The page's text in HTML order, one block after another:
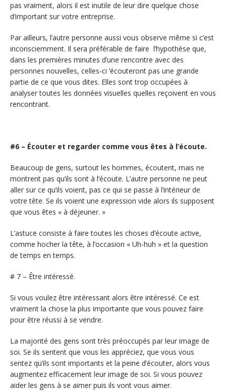
pas vraiment, alors il est inutile de leur dire quelque chose
d’important sur votre entreprise.
Par ailleurs, l’autre personne aussi vous observe même si c’est
inconsciemment. Il sera préférable de faire l’hypothèse que,
dans les premières minutes d’une rencontre avec des
personnes nouvelles, celles-ci ‘écouteront pas une grande
partie de ce que vous dites. Elles sont trop occupées à
analyser toutes les données visuelles quelles reçoivent en vous
rencontrant.
#6 – Écouter et regarder comme vous êtes à l’écoute.
Beaucoup de gens, surtout les hommes, écoutent, mais ne
montrent pas qu’ils sont à l’écoute. L’autre personne ne peut
aller sur ce qu’ils voient, pas ce qui se passe à l’intérieur de
votre tête. Se ils voient une expression vide alors ils supposent
que vous êtes « à déjeuner. »
L’astuce consiste à faire toutes les choses d’écoute active,
comme hocher la tête, à l’occasion « Uh-huh » et la question
de temps en temps.
# 7 – Être intéressé.
Si vous voulez être intéressant alors être intéressé. Ce est
vraiment la chose la plus importante que vous pouvez faire
pour être réussi à se vendre.
La majorité des gens sont très préoccupés par leur image de
soi. Se ils sentent que vous les appréciez, que vous vous
sentez qu’ils sont importants et la peine d’écouter, alors vous
augmentez efficacement leur image de soi. Si vous pouvez
aider les gens à se aimer puis ils vont vous aimer.